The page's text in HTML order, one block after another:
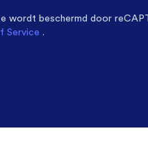
wordt beschermd door
Service .